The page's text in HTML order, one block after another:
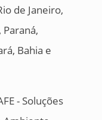
de Janeiro,
Paraná,
Bahia e
- Soluções